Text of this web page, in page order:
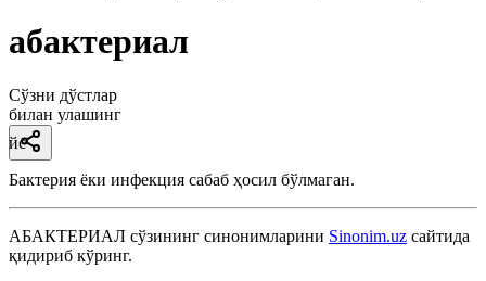
абактериал
Сўзни дўстлар
билан улашинг
йс
Бактерия ёки инфекция сабаб ҳосил бўлмаган.
АБАКТЕРИАЛ сўзининг синонимларини Sinonim.uz сайтида
қидириб кўринг.